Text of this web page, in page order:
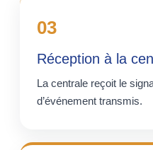
03
Réception à la
La centrale reçoit le
d’événement transmis.